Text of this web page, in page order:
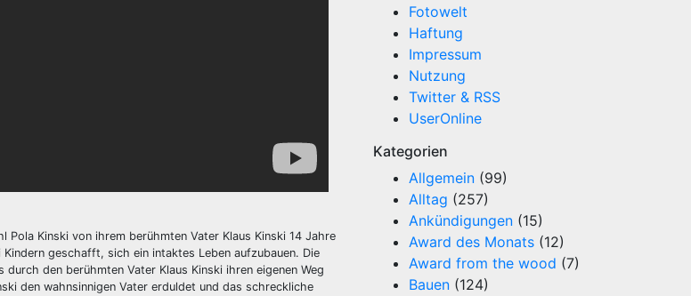
Kinski von ihrem berühmten Vater Klaus Kinski 14 Jahre
geschafft, sich ein intaktes Leben aufzubauen. Die
den berühmten Vater Klaus Kinski ihren eigenen Weg
den wahnsinnigen Vater erduldet und das schreckliche
Fotowelt
Haftung
Impressum
Nutzung
Twitter & RSS
UserOnline
Kategorien
Allgemein (99)
Alltag (257)
Ankündigungen (15)
Award des Monats (12)
Award from the wood (7)
Bauen (124)